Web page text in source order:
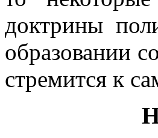
доктрины
образовании
стремится к